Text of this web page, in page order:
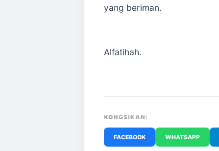
yang beriman.
Alfatihah.
KONGSIKAN:
FACEBOOK WHATSAPP